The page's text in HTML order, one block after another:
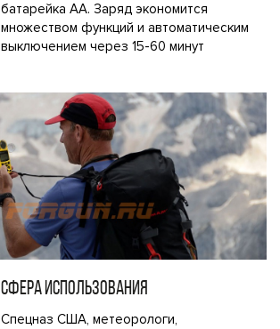
батарейка АА. Заряд экономится
множеством функций и автоматическим
выключением через 15-60 минут
СФЕРА ИСПОЛЬЗОВАНИЯ
Спецназ США, метеорологи,